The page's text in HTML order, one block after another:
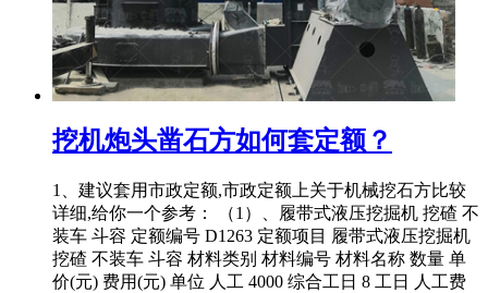
挖机炮头凿石方如何套定额？
1、建议套用市政定额,市政定额上关于机械挖石方比较
详细,给你一个参考： （1）、履带式液压挖掘机 挖碴 不
装车 斗容 定额编号 D1263 定额项目 履带式液压挖掘机
挖碴 不装车 斗容 材料类别 材料编号 材料名称 数量 单
价(元) 费用(元) 单位 人工 4000 综合工日 8 工日 人工费